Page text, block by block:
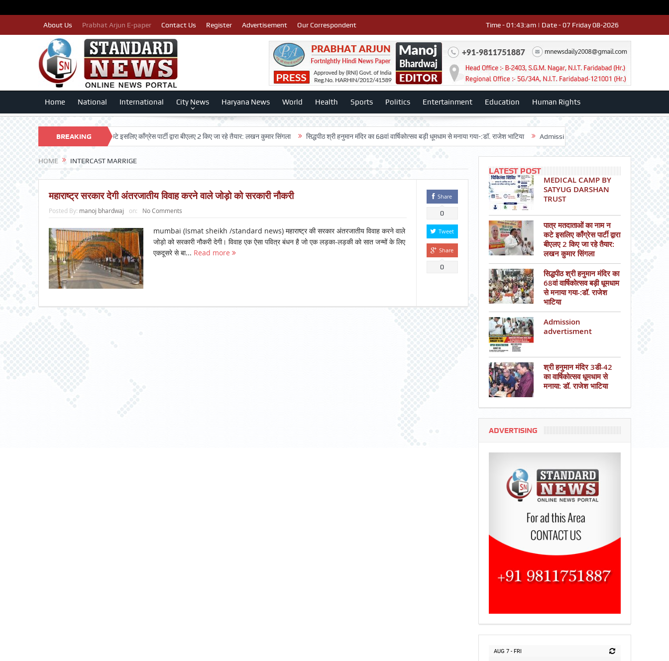
About Us Prabhat Arjun E-paper Contact Us Register Advertisement Our Correspondent Time - 01:43:am | Date - 07 Friday 08-2026
Home National International City News Haryana News World Health Sports Politics Entertainment Education Human Rights
BREAKING
NEWS
पात्र मतदाताओं का नाम न कटे इसलिए काँग्रेस पार्टी द्वारा बीएलए 2 किए जा रहे तैयार: लखन कुमार सिंगला सिद्धपीठ श्री हनुमान मंदिर का 68वां वार्षिकोत्सव बड़ी धूमधाम से मनाया गया-:डॉ. राजेश भाटिया Admission advertisment श्री हनुमान मंदिर 3डी-42
HOME INTERCAST MARRIGE
महाराष्ट्र सरकार देगी अंतरजातीय विवाह करने वाले जोड़ो को सरकारी नौकरी
Posted By: manoj bhardwaj on: No Comments
mumbai (Ismat sheikh /standard news) महाराष्ट्र की सरकार अंतरजातीय विवाह करने वाले
जोड़ो को सरकारी नौकरी देगी। विवाह एक ऐसा पवित्र बंधन है जो एक लड़का-लड़की को सात जन्मों के लिए
एकदूसरे से बा... Read more
Share
0
Tweet
Share
0
LATEST POST
MEDICAL CAMP BY
SATYUG DARSHAN
TRUST
पात्र मतदाताओं का नाम न
कटे इसलिए काँग्रेस पार्टी द्वारा
बीएलए 2 किए जा रहे तैयार:
लखन कुमार सिंगला
सिद्धपीठ श्री हनुमान मंदिर का
68वां वार्षिकोत्सव बड़ी धूमधाम
से मनाया गया-:डॉ. राजेश
भाटिया
Admission
advertisment
श्री हनुमान मंदिर 3डी-42
का वार्षिकोत्सव धूमधाम से
मनाया: डॉ. राजेश भाटिया
ADVERTISING
AUG 7 - FRI